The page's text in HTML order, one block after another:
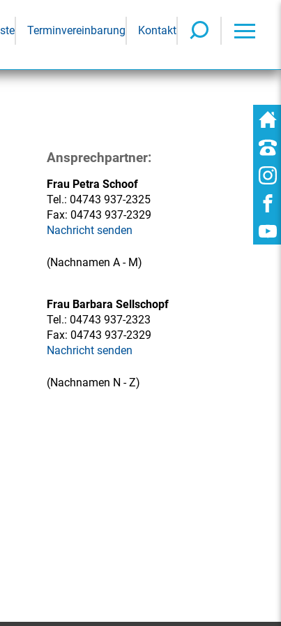
Terminvereinbarung Kontakt
Ansprechpartner:
Frau Petra Schoof
Tel.: 04743 937-2325
Fax: 04743 937-2329
Nachricht senden
(Nachnamen A - M)
Frau Barbara Sellschopf
Tel.: 04743 937-2323
Fax: 04743 937-2329
Nachricht senden
(Nachnamen N - Z)